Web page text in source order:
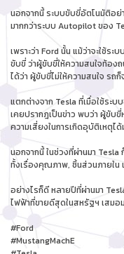
นอกจากนี้ ระบบขับขี่อัตโนมัติอ
มากกว่าระบบ Autopilot ของ
เพราะว่า Ford นั้น แม้ว่าจะใช้
ขับขี่ ว่าผู้ขับขี่ให้ความสนใจท้อ
ได้ว่า ผู้ขับขี่ไม่ให้ความสนใจ รถ
แตกต่างจาก Tesla ที่เมื่อใช้ระบ
เคยปรากฎเป็นข่าว พบว่า ผู้ขับ
ความเสี่ยงในการเกิดอุบัติเหตุได้
นอกจากนี้ ในช่วงที่ผ่านมา
ทั้งเรื่องคุณภาพ, ชิ้นส่วนภายใน
อย่างไรก็ดี หลายปีที่ผ่านมา
ไฟฟ้าที่ขายดีสุดในสหรัฐฯ เสมอ
#Ford
#MustangMachE